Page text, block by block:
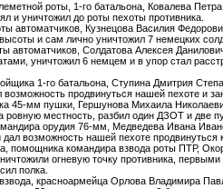
роты, 1-го батальона, Ковалева
и уничтожил до роты пехоты противника.
автоматчиков, Кузнецова Василия
и сам лично уничтожил 7 немецких
автоматчиков, Солдатова Алексея
уничтожил 6 немцем и в упор стал
1-го батальона, Ступина Дмитрия
продвинуться нашей пехоте и
45-мм пушки, Гершунова Михаила
местность, разбил один ДЗОТ и две
орудия 76-мм, Медведева Ивана
возможность нашей пехоте продвинуться
помощника командира взвода роты ПТР,
огневую точку противника,
полка.
взвода, красноармейца Орлова Владимира